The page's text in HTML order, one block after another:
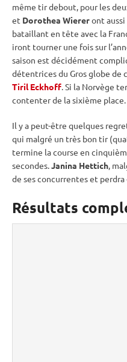
même tirdebout, pour les
et Dorothea Wiereront aussi
bataillant en tête avec la
iront tourner une fois sur
saison est décidément
détentrices du Grosglobe de
Tiril Eckhoff. Si la Norvège
contenter de la sixième place.
Il y a peut-être quelques
qui malgré un très bon tir
termine la course en
secondes.Janina Hettich,
de ses concurrentes et perdra
Résultats